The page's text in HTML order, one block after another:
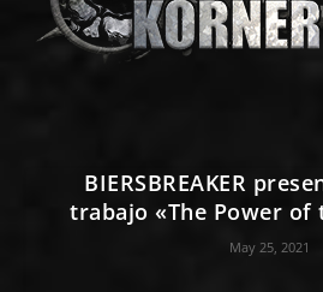
BIERSBREAKER
trabajo «The Power of
May 25, 2021